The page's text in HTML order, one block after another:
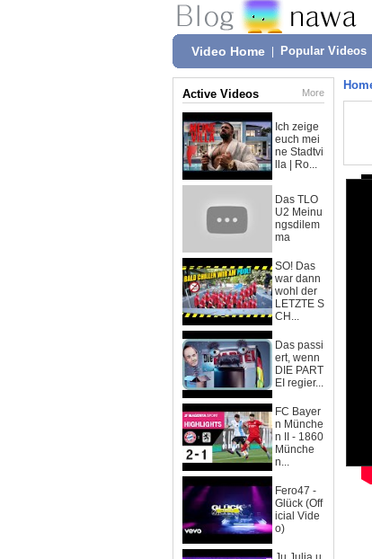
Video Home Popular Videos
Active Videos More
Ich zeige
euch mei
ne Stadtvi
lla | Ro...
Das TLO
U2 Meinu
ngsdilem
ma
SO! Das
war dann
wohl der
LETZTE S
CH...
Das passi
ert, wenn
DIE PART
EI regier...
FC Bayer
n Münche
n II - 1860
Münche
n...
Fero47 -
Glück (Off
icial Vide
o)